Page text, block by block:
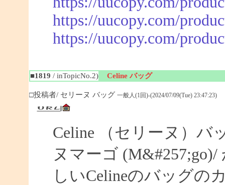
https://uucopy.com/
https://uucopy.com/
■1819 / inTopicNo.2) Celine バッグ
□投稿者/ セリーヌ バッグ 一般人(1回)-(2024/07/09(Tue) 23:47:23)
Celine （セリーヌ）バ
ヌマーゴ
しいCelineのバッグの